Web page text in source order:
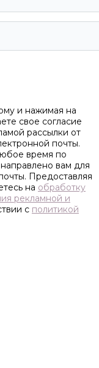
и нажимая на
свое согласие
рассылки от
почты.
время по
вам для
Предоставляя
на обработку
рекламной и
с политикой